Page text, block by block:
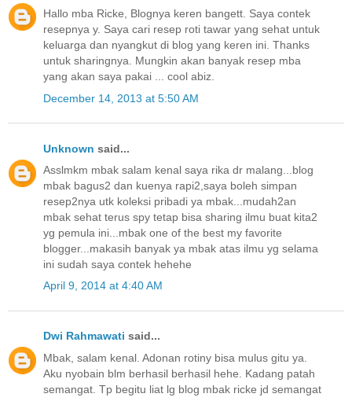
Hallo mba Ricke, Blognya keren bangett. Saya contek
resepnya y. Saya cari resep roti tawar yang sehat untuk
keluarga dan nyangkut di blog yang keren ini. Thanks
untuk sharingnya. Mungkin akan banyak resep mba
yang akan saya pakai ... cool abiz.
December 14, 2013 at 5:50 AM
Unknown said...
Asslmkm mbak salam kenal saya rika dr malang...blog
mbak bagus2 dan kuenya rapi2,saya boleh simpan
resep2nya utk koleksi pribadi ya mbak...mudah2an
mbak sehat terus spy tetap bisa sharing ilmu buat kita2
yg pemula ini...mbak one of the best my favorite
blogger...makasih banyak ya mbak atas ilmu yg selama
ini sudah saya contek hehehe
April 9, 2014 at 4:40 AM
Dwi Rahmawati said...
Mbak, salam kenal. Adonan rotiny bisa mulus gitu ya.
Aku nyobain blm berhasil berhasil hehe. Kadang patah
semangat. Tp begitu liat lg blog mbak ricke jd semangat